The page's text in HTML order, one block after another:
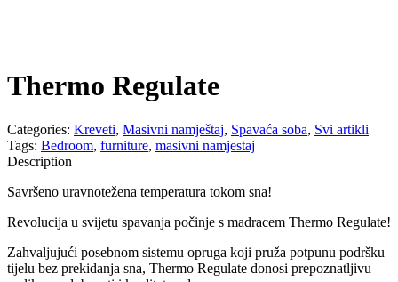
Thermo Regulate
Categories: Kreveti, Masivni namještaj, Spavaća soba, Svi artikli
Tags: Bedroom, furniture, masivni namjestaj
Description
Savršeno uravnotežena temperatura tokom sna!
Revolucija u svijetu spavanja počinje s madracem Thermo Regulate!
Zahvaljujući posebnom sistemu opruga koji pruža potpunu podršku
tijelu bez prekidanja sna, Thermo Regulate donosi prepoznatljivu